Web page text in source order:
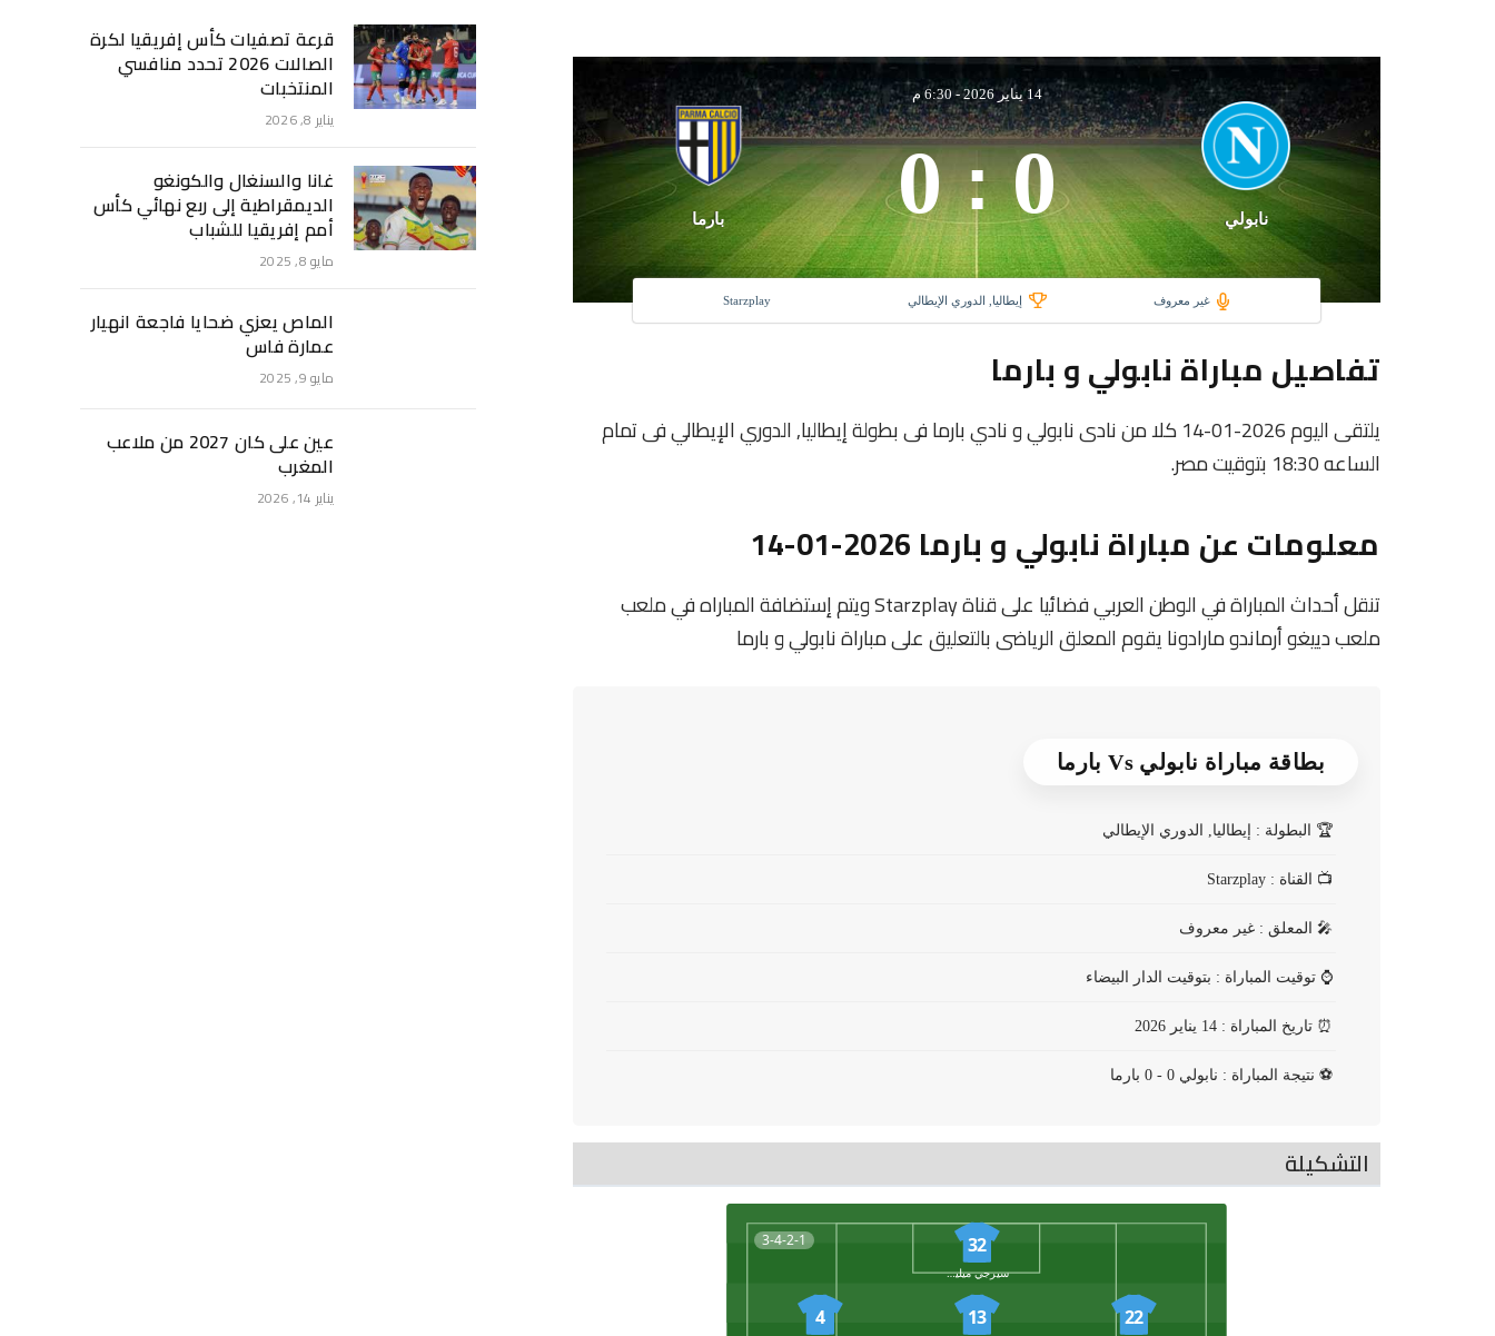
نابولي
14 يناير 2026 -6:30 م
0
:
0 بارما
غير معروف إيطاليا, الدوري الإيطالي Starzplay
تفاصيل مباراة نابولي و بارما
يلتقى اليوم 2026-01-14 كلا من نادى نابولي و نادي بارما فى بطولة إيطاليا, الدوري الإيطالي فى تمام
الساعه 18:30 بتوقيت مصر.
معلومات عن مباراة نابولي و بارما 2026-01-14
تنقل أحداث المباراة في الوطن العربي فضائيا على قناة Starzplay ويتم إستضافة المباراه في ملعب
ملعب دييغو أرماندو مارادونا يقوم المعلق الرياضى بالتعليق على مباراة نابولي و بارما
بطاقة مباراة نابولي Vs بارما
🏆 البطولة : إيطاليا, الدوري الإيطالي
📺 القناة : Starzplay
🎤 المعلق : غير معروف
⌚ توقيت المباراة : بتوقيت الدار البيضاء
⏰ تاريخ المباراة : 14 يناير 2026
⚽ نتيجة المباراة : نابولي 0 - 0 بارما
التشكيلة
3-4-2-1 32
سيرجي ميلينكوفيتش
22
13
4
قرعة تصفيات كأس إفريقيا لكرة
الصالات 2026 تحدد منافسي
المنتخبات
يناير 8, 2026
غانا والسنغال والكونغو
الديمقراطية إلى ربع نهائي كأس
أمم إفريقيا للشباب
مايو 8, 2025
الماص يعزي ضحايا فاجعة انهيار
عمارة فاس
مايو 9, 2025
عين على كان 2027 من ملاعب
المغرب
يناير 14, 2026